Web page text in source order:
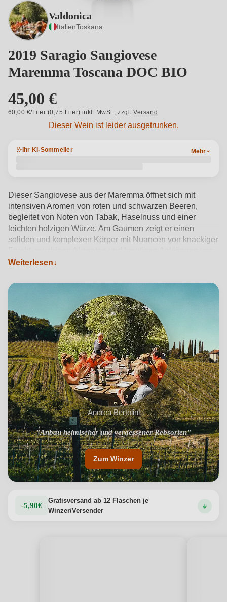
Valdonica
ItalienToskana
2019 Saragio Sangiovese
Maremma Toscana DOC BIO
45,00 €
60,00 €/Liter (0,75 Liter) inkl. MwSt.,zzgl.Versand
Dieser Wein ist leider ausgetrunken.
Ihr KI-Sommelier Mehr
Dieser Sangiovese aus der Maremma öffnet sich mit
intensiven Aromen von roten und schwarzen Beeren,
begleitet von Noten von Tabak, Haselnuss und einer
leichten holzigen Würze. Am Gaumen zeigt er einen
soliden und komplexen Körper mit Nuancen von knackiger
Wacholder und getrocknetem Gemüse. Die Tannine, die
die durch erdige Noten und eine Würze von Kakao und
Eiche bereichert wird. Der warme, kräuterige Abgang
macht ihn zu einem idealen Begleiter von Fleisch und
herzhaften Gerichten.Produktdetails anzeigen →
Weiterlesen
Andrea Bertolini
"Anbau heimischer und vergessener Rebsorten"
Zum Winzer
-5,90€
Gratisversand ab 12 Flaschen je
Winzer/Versender